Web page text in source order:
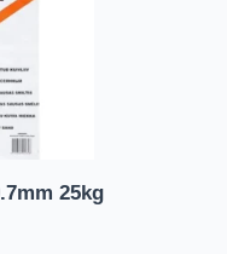
25kg